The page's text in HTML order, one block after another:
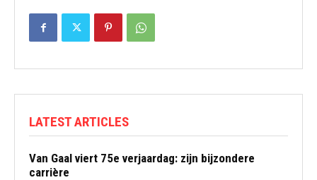
LATEST ARTICLES
Van Gaal viert 75e verjaardag: zijn bijzondere
carrière